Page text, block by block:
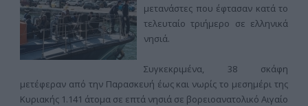
μετανάστες που έφτασαν κατά το
τελευταίο τριήμερο σε ελληνικά
νησιά.
Συγκεκριμένα, 38 σκάφη
μετέφεραν από την Παρασκευή έως και νωρίς το μεσημέρι της
Κυριακής 1.141 άτομα σε επτά νησιά σε βορειοανατολικό Αιγαίο